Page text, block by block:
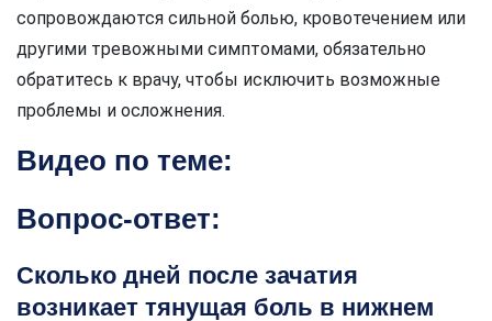
сопровождаются сильной болью, кровотечением или
другими тревожными симптомами, обязательно
обратитесь к врачу, чтобы исключить возможные
проблемы и осложнения.
Видео по теме:
Вопрос-ответ:
Сколько дней после зачатия
возникает тянущая боль в нижнем